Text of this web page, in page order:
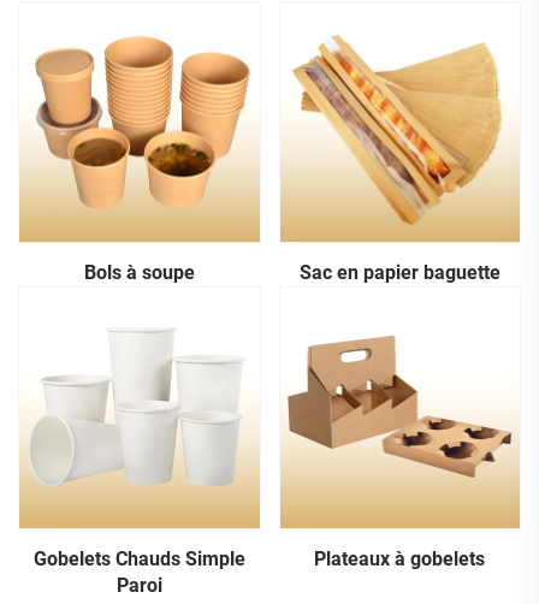
Bols à soupe Sac en papier baguette
Gobelets Chauds Simple
Paroi
Plateaux à gobelets